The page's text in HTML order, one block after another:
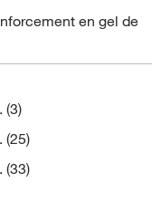
en gel de
(1)
de sodium
d’exemple SDS-PAGE
(1)
PAGE
(3)
(25)
(33)